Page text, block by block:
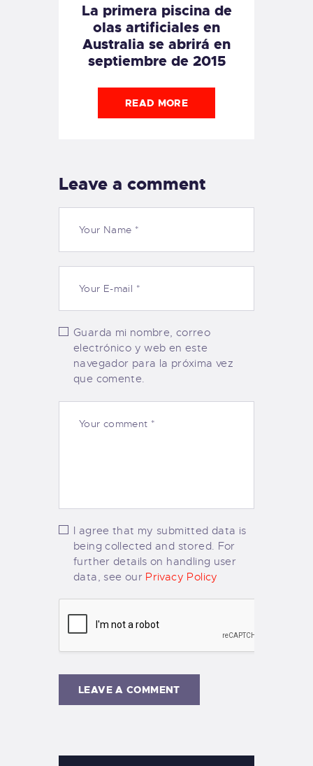
La primera piscina de
olas artificiales en
Australia se abrirá en
septiembre de 2015
READ MORE
Leave a comment
Guarda mi nombre, correo
electrónico y web en este
navegador para la próxima vez
que comente.
I agree that my submitted data is
being collected and stored. For
further details on handling user
data, see our Privacy Policy